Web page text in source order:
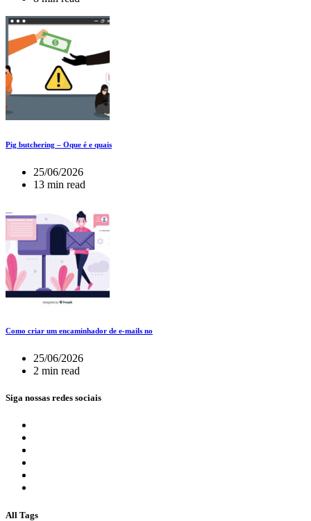
Pig butchering – Oque é e quais
25/06/2026
13 min read
Como criar um encaminhador de e-mails no
25/06/2026
2 min read
Siga nossas redes sociais
All Tags